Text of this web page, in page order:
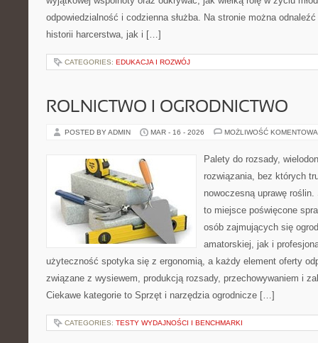
odpowiedzialność i codzienna służba. Na stronie można
historii harcerstwa, jak i […]
CATEGORIES: EDUKACJA I ROZWÓJ
ROLNICTWO I OGRODNICTWO
POSTED BY ADMIN MAR - 16 - 2026 MOŻLIWOŚĆ
Palety do rozsady,
rozwiązania, bez których
nowoczesną uprawę
to miejsce poświęcone
osób zajmujących się
amatorskiej, jak i
użyteczność spotyka się z ergonomią, a każdy element oferty
związane z wysiewem, produkcją rozsady, przechowywaniem i
Ciekawe kategorie to Sprzęt i narzędzia ogrodnicze […]
CATEGORIES: TESTY WYDAJNOŚCI I BENCHMARKI